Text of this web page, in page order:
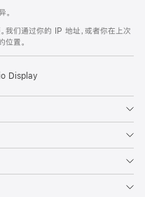
。
我们通过你的 IP 地址，或者你在上次
置。
Display